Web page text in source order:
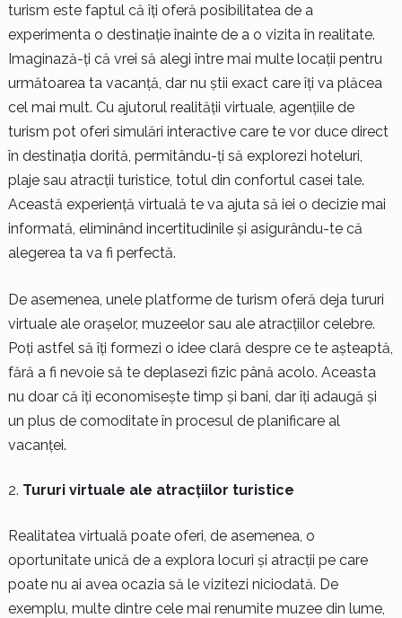
turism este faptul că îți oferă posibilitatea de a
experimenta o destinație înainte de a o vizita în realitate.
Imaginază-ți că vrei să alegi între mai multe locații pentru
următoarea ta vacanță, dar nu știi exact care îți va plăcea
cel mai mult. Cu ajutorul realității virtuale, agențiile de
turism pot oferi simulări interactive care te vor duce direct
în destinația dorită, permitându-ți să explorezi hoteluri,
plaje sau atracții turistice, totul din confortul casei tale.
Această experiență virtuală te va ajuta să iei o decizie mai
informată, eliminând incertitudinile și asigurându-te că
alegerea ta va fi perfectă.
De asemenea, unele platforme de turism oferă deja tururi
virtuale ale orașelor, muzeelor sau ale atracțiilor celebre.
Poți astfel să îți formezi o idee clară despre ce te așteaptă,
fără a fi nevoie să te deplasezi fizic până acolo. Aceasta
nu doar că îți economisește timp și bani, dar îți adaugă și
un plus de comoditate în procesul de planificare al
vacanței.
Tururi virtuale ale atracțiilor turistice
Realitatea virtuală poate oferi, de asemenea, o
oportunitate unică de a explora locuri și atracții pe care
poate nu ai avea ocazia să le vizitezi niciodată. De
exemplu, multe dintre cele mai renumite muzee din lume,